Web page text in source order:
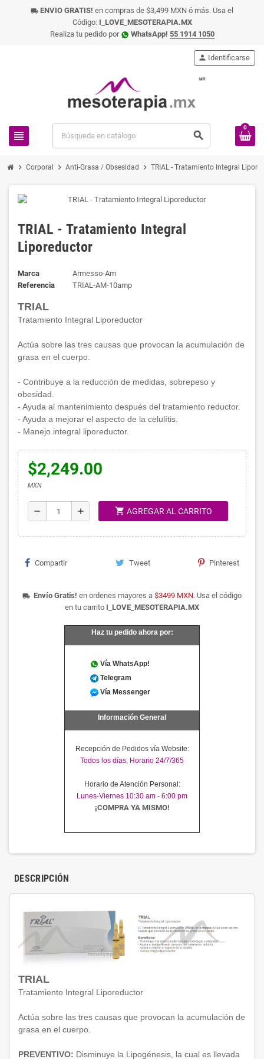
local_shipping ENVIO GRATIS! en compras de $3,499 MXN ó más. Usa el
Código: I_LOVE_MESOTERAPIA.MX
Realiza tu pedido por
WhatsApp! 55 1914 1050
view_headline search
person Identificarse
0
chevron_right Corporal chevron_right Anti-Grasa / Obsesidad chevron_right TRIAL - Tratamiento Integral
TRIAL - Tratamiento Integral
Liporeductor
Marca
Armesso-Am
Referencia
TRIAL-AM-10amp
TRIAL
Tratamiento Integral Liporeductor
Actúa sobre las tres causas que provocan la acumulación de
grasa en el cuerpo.
- Contribuye a la reducción de medidas, sobrepeso y
obesidad.
- Ayuda al mantenimiento después del tratamiento reductor.
- Ayuda a mejorar el aspecto de la celulítis.
- Manejo integral liporeductor.
$2,249.00
MXN
remove add shopping_cart AGREGAR AL CARRITO
Compartir Tweet Pinterest
local_shipping Envío Gratis! en ordenes mayores a $3499 MXN. Usa el código
en tu carrito I_LOVE_MESOTERAPIA.MX
Haz tu pedido ahora por:
Vía WhatsApp!
Telegram
Vía Messenger
Información General
Recepción de Pedidos vía Website:
Todos los días, Horario 24/7/365
Horario de Atención Personal:
Lunes-Viernes 10:30 am - 6:00 pm
¡COMPRA YA MISMO!
DESCRIPCIÓN
TRIAL
Tratamiento Integral Liporeductor
Actúa sobre las tres causas que provocan la acumulación de
grasa en el cuerpo.
PREVENTIVO: Disminuye la Lipogénesis, la cual es llevada